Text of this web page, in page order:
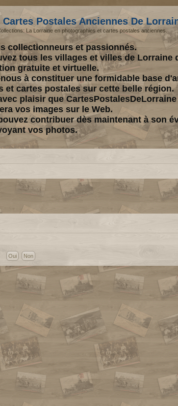
Cartes Postales Anciennes De
La Lorraine en photographies et cartes postales anciennes.
et passionnés.
tous les villages et villes de Lorraine
gratuite et virtuelle.
à constituer une formidable base
et cartes postales sur cette belle région.
plaisir que CartesPostalesDeLorraine
vos images sur le Web.
contribuer dès maintenant à son
vos photos.